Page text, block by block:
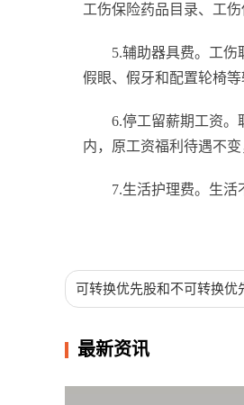
工伤保险药品目录、工
5.辅助器具费。工伤
假眼、假牙和配置轮椅
6.停工留薪期工资。
内，原工资福利待遇不变
7.生活护理费。生活
可转换优先股和不可转换优
非参与优先
最新资讯